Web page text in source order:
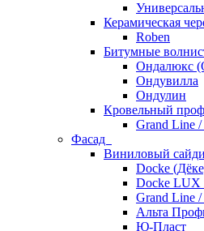
Керамическая
Roben
Битумные
Ондалюкс
Ондувилла
Ондулин
Кровельный
Grand Line
Фасад
Виниловый
Docke
Docke LUX
Grand Line
Альта
Ю-Пласт